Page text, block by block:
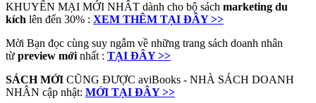
KHUYẾN MẠI MỚI NHẤT dành cho bộ sách marketing du
kích lên đến 30% : XEM THÊM TẠI ĐÂY >>
Mời Bạn đọc cùng suy ngẫm về những trang sách doanh nhân
từ preview mới nhất : TẠI ĐÂY >>
SÁCH MỚI CŨNG ĐƯỢC aviBooks - NHÀ SÁCH DOANH
NHÂN cập nhật: MỚI TẠI ĐÂY >>